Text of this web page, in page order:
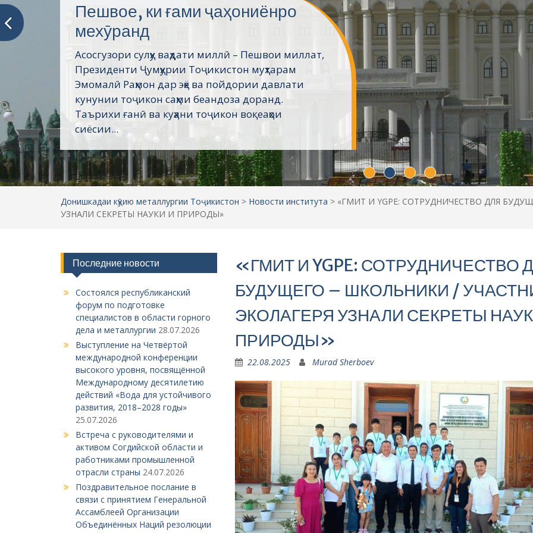
Пешвое, ки ғами ҷаҳониёнро
мехӯранд
Асосгузори сулҳу ваҳдати миллӣ – Пешвои миллат,
Президенти Ҷумҳурии Тоҷикистон муҳтарам
Эмомалӣ Раҳмон дар эҳё ва пойдории давлати
кунунии тоҷикон саҳми беандоза доранд.
Таърихи ғанӣ ва куҳани тоҷикон воқеаҳои
сиёсии...
Донишкадаи кӯҳию металлургии Тоҷикистон > Новости института > «ГМИТ И YGPE: СОТРУДНИЧЕСТВО ДЛЯ
УЗНАЛИ СЕКРЕТЫ НАУКИ И ПРИРОДЫ»
«ГМИТ И YGPE: СОТРУДНИЧЕСТВО
БУДУЩЕГО – ШКОЛЬНИКИ /
ЭКОЛАГЕРЯ УЗНАЛИ СЕКРЕТЫ
ПРИРОДЫ»
22.08.2025 Murad Sherboev
Последние новости
Состоялся республиканский
форум по подготовке
специалистов в области горного
дела и металлургии 28.07.2026
Выступление на Четвёртой
международной конференции
высокого уровня, посвящённой
Международному десятилетию
действий «Вода для устойчивого
развития, 2018–2028 годы»
25.07.2026
Встреча с руководителями и
активом Согдийской области и
работниками промышленной
отрасли страны 24.07.2026
Поздравительное послание в
связи с принятием Генеральной
Ассамблеей Организации
Объединённых Наций резолюции